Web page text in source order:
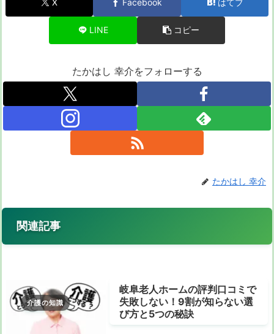
X Facebook はてブ
LINE コピー
たかはし 幸介をフォローする
たかはし 幸介
関連記事
介護の知識
岐阜老人ホームの評判口コミで
失敗しない！9割が知らない選
び方と5つの秘訣